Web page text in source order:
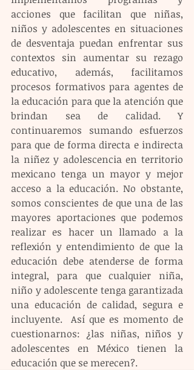
acciones que facilitan que niñas,
niños y adolescentes en situaciones
de desventaja puedan enfrentar sus
contextos sin aumentar su rezago
educativo, además, facilitamos
procesos formativos para agentes de
la educación para que la atención que
brindan sea de calidad. Y
continuaremos sumando esfuerzos
para que de forma directa e indirecta
la niñez y adolescencia en territorio
mexicano tenga un mayor y mejor
acceso a la educación. No obstante,
somos conscientes de que una de las
mayores aportaciones que podemos
realizar es hacer un llamado a la
reflexión y entendimiento de que la
educación debe atenderse de forma
integral, para que cualquier niña,
niño y adolescente tenga garantizada
una educación de calidad, segura e
incluyente.  Así que es momento de
cuestionarnos: ¿las niñas, niños y
adolescentes en México tienen la
educación que se merecen?.